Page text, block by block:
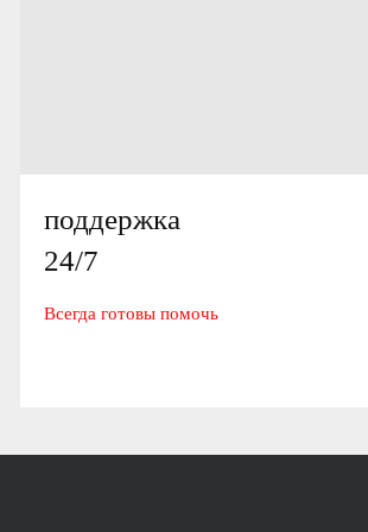
поддержка
24/7
Всегда готовы помочь